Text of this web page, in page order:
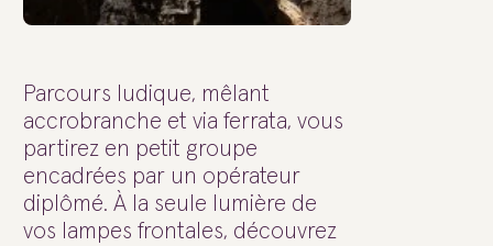
Parcours ludique, mêlant
accrobranche et via ferrata, vous
partirez en petit groupe
encadrées par un opérateur
diplômé. À la seule lumière de
vos lampes frontales, découvrez